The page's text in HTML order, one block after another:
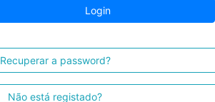
Login
Recuperar a password?
Não está registado?